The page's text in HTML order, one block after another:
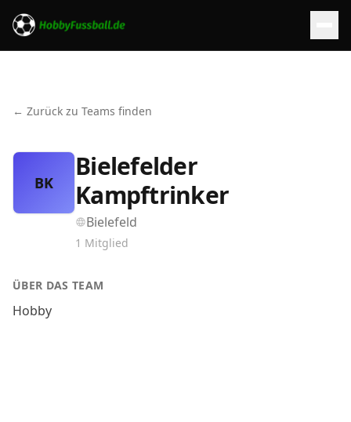
← Zurück zu Teams finden
BK
Bielefelder
Kampftrinker
Bielefeld
1 Mitglied
ÜBER DAS TEAM
Hobby